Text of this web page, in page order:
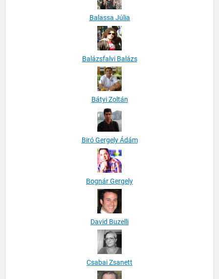
Balassa Júlia
Balázsfalvi Balázs
Bátyi Zoltán
Biró Gergely Ádám
Bognár Gergely
David Buzelli
Csabai Zsanett